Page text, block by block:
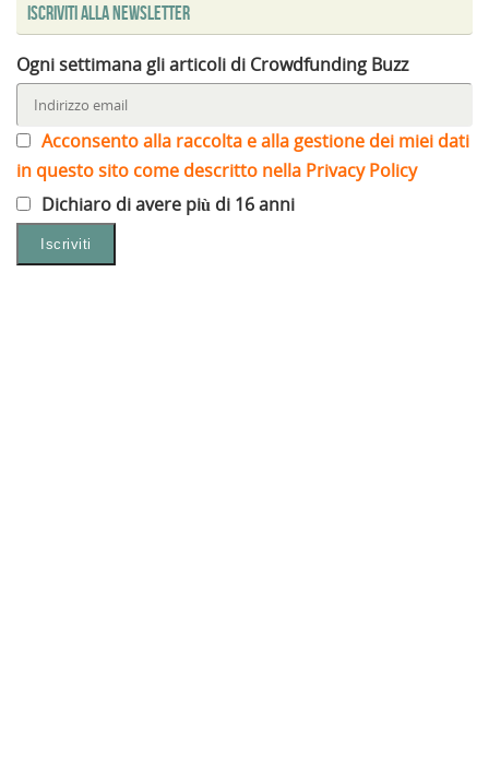
Iscriviti alla Newsletter
Ogni settimana gli articoli di Crowdfunding Buzz
Acconsento alla raccolta e alla gestione dei miei dati
in questo sito come descritto nella Privacy Policy
Dichiaro di avere più di 16 anni